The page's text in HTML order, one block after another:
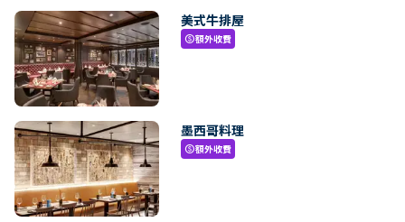
美式牛排屋
paid額外收費
墨西哥料理
paid額外收費